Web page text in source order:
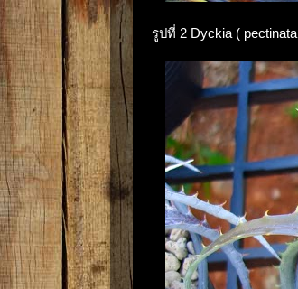
รูปที่ 2 Dyckia (